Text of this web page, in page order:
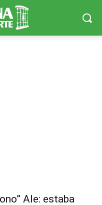
Ale: estaba